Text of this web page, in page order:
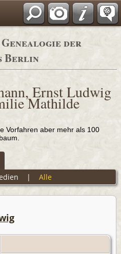
Adressbücher
der
Berlin
Ernst Ludwig
Mathilde
Vorfahren aber mehr als 100
| Alle